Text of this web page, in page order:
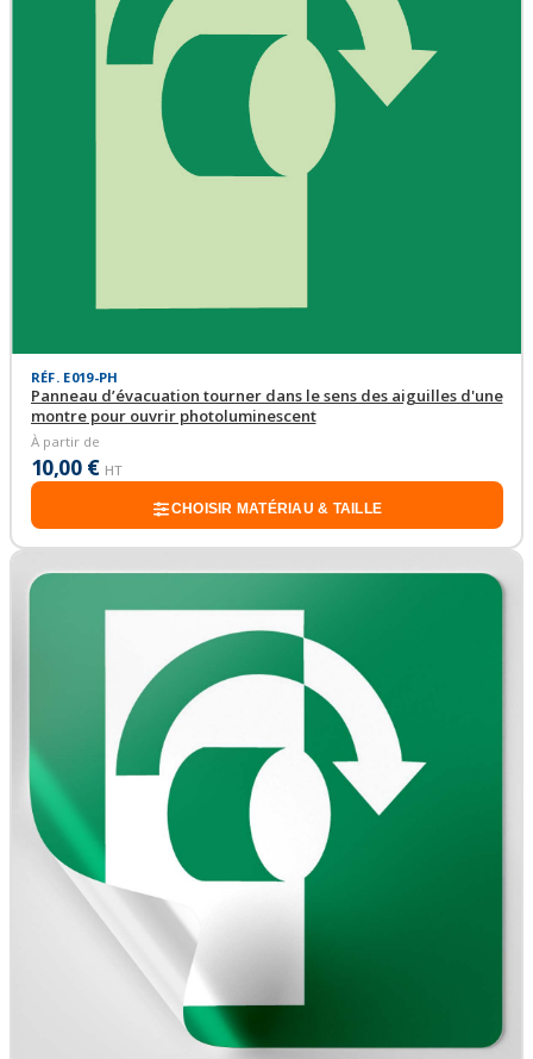
RÉF. E019-PH
Panneau d’évacuation tourner dans le sens des aiguilles d'une
montre pour ouvrir photoluminescent
À partir de
10,00 € HT
CHOISIR MATÉRIAU & TAILLE